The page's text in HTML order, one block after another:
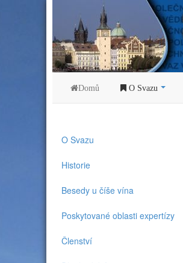
Domů O Svazu
O Svazu
Historie
Besedy u číše vína
Poskytované oblasti expertízy
Členství